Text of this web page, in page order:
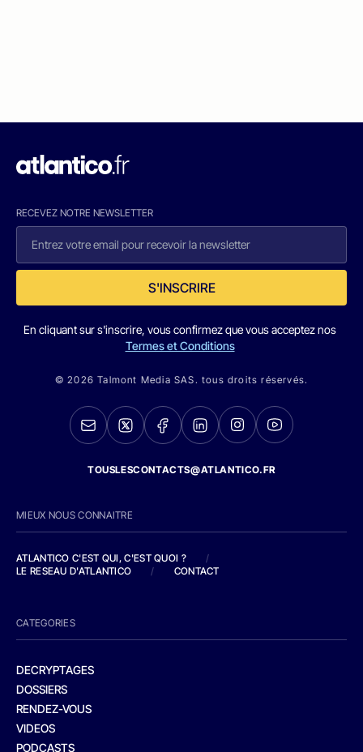
RECEVEZ NOTRE NEWSLETTER
S'INSCRIRE
En cliquant sur s'inscrire, vous confirmez que vous acceptez nos
Termes et Conditions
© 2026 Talmont Media SAS. tous droits réservés.
TOUSLESCONTACTS@ATLANTICO.FR
MIEUX NOUS CONNAITRE
ATLANTICO C'EST QUI, C'EST QUOI ?
/
LE RESEAU D'ATLANTICO
/ CONTACT
CATEGORIES
DECRYPTAGES
DOSSIERS
RENDEZ-VOUS
VIDEOS
PODCASTS